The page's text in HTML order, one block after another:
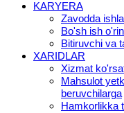
KARYERA
Zavodda
Bo'sh ish
Bitiruvchi va
XARIDLAR
Xizmat
Mahsulot
beruvchilarga
Hamkorlikka